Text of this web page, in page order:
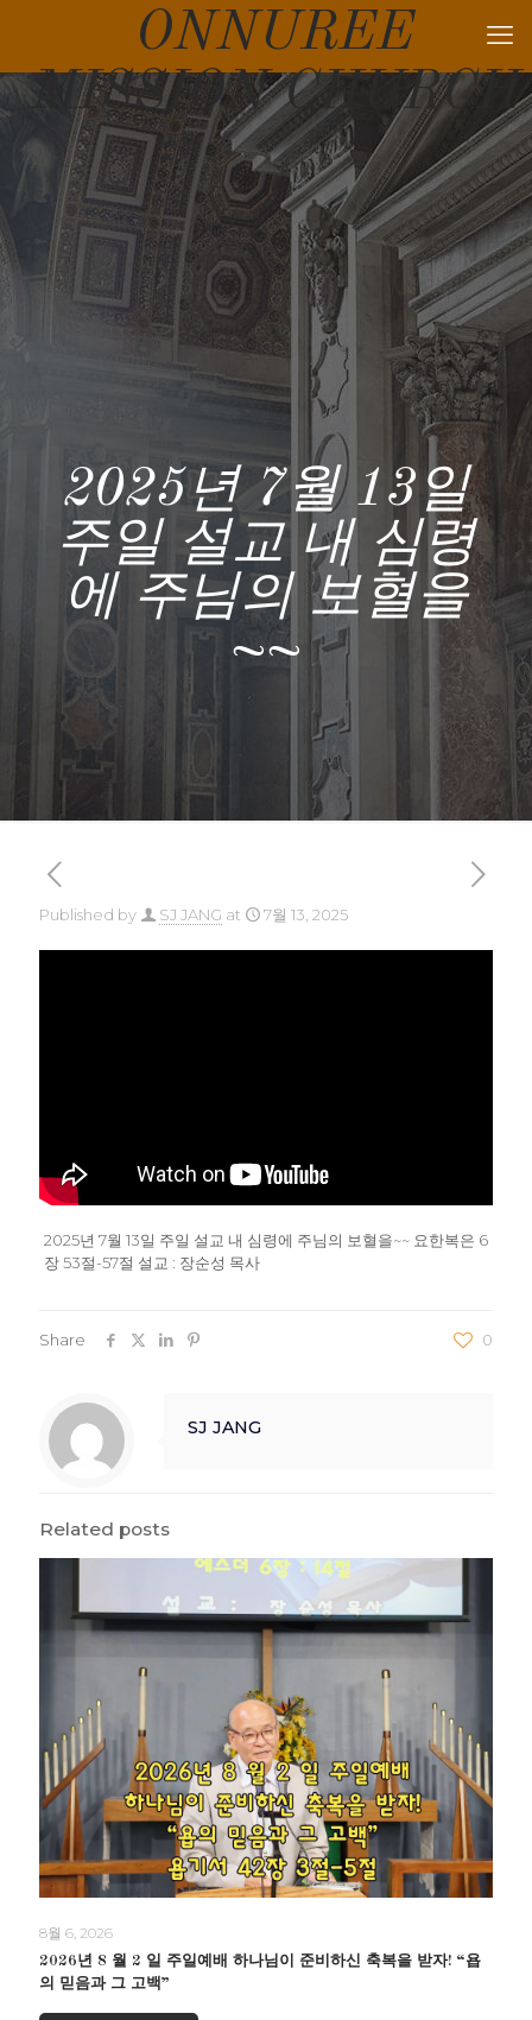
ONNUREE
MISSION CHURCH
2025년 7월 13일
주일 설교 내 심령
에 주님의 보혈을
~~
Published by SJ JANG at 7월 13, 2025
2025년 7월 13일 주일 설교 내 심령에 주님의 보혈을~~ 요한복은 6
장 53절-57절 설교 : 장순성 목사
Share 0
SJ JANG
Related posts
8월 6, 2026
2026년 8 월 2 일 주일예배 하나님이 준비하신 축복을 받자! “욥
의 믿음과 그 고백”